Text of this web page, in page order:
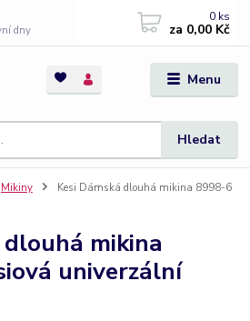
Menu
Hledat
dny
0 ks
za 0,00 Kč
Mikiny
Kesi Dámská dlouhá mikina 8998-6
mikina
univerzální